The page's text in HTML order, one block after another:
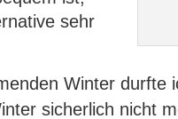
sehr
Winter durfte
sicherlich nicht